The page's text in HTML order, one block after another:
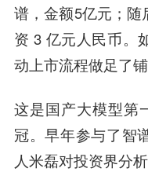
谱，金额5亿元；
资 3 亿元人民币。
动上市流程做足了铺
这是国产大模型第
冠。早年参与了智
人米磊对投资界分